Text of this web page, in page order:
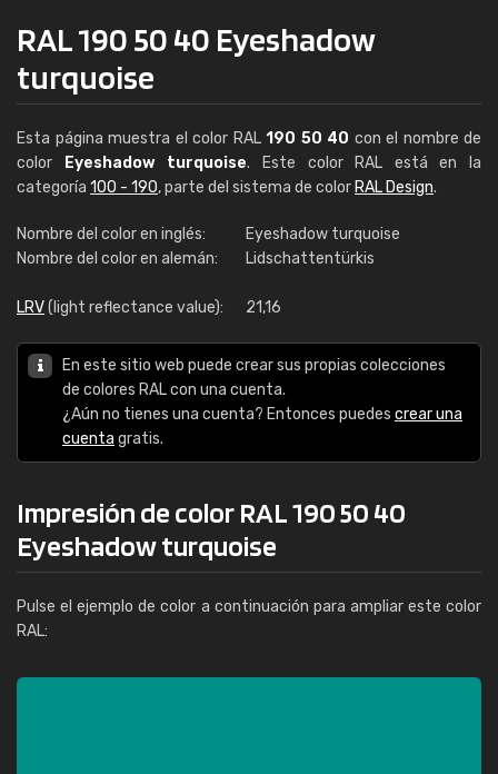
RAL 190 50 40 Eyeshadow
turquoise
Esta página muestra el color RAL 190 50 40 con el nombre de
color
Eyeshadow turquoise. Este color RAL está en la
categoría 100 - 190, parte del sistema de color RAL Design.
Nombre del color en inglés:
Eyeshadow turquoise
Nombre del color en alemán:
Lidschattentürkis
LRV(light reflectance value): 21,16
En este sitio web puede crear sus propias colecciones
de colores RAL con una cuenta.
¿Aún no tienes una cuenta? Entonces puedes crear una
cuenta gratis.
Impresión de color RAL 190 50 40
Eyeshadow turquoise
Pulse el ejemplo de color a continuación para ampliar este color
RAL: